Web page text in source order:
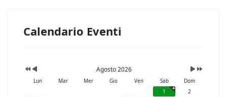
Calendario Eventi
Agosto 2026
Lun Mar Mer Gio Ven Sab
Dom
1
2